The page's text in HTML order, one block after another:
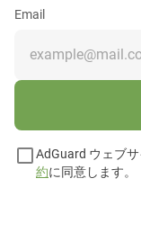
Email
AdGuard ウェブ
約に同意します。